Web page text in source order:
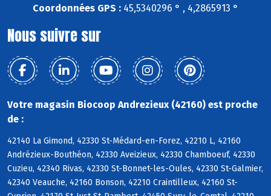
Coordonnées GPS : 45,5340296 ° , 4,2865913 °
Nous suivre sur
Votre magasin Biocoop Andrezieux (42160) est proche
de :
42140 La Gimond, 42330 St-Médard-en-Forez, 42210 L, 42160
Andrézieux-Bouthéon, 42330 Aveizieux, 42330 Chamboeuf, 42330
Cuzieu, 42340 Rivas, 42330 St-Bonnet-les-Oules, 42330 St-Galmier,
42340 Veauche, 42160 Bonson, 42210 Craintilleux, 42160 St-